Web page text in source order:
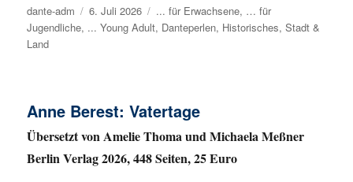
Autor
dante-adm
Veröffentlicht
am
6. Juli 2026 Kategorien
... für Erwachsene, … für
Jugendliche, ... Young Adult, Danteperlen, Historisches,Stadt &
Land
Anne Berest: Vatertage
Übersetzt von Amelie Thoma und Michaela Meßner
Berlin Verlag 2026, 448 Seiten, 25 Euro